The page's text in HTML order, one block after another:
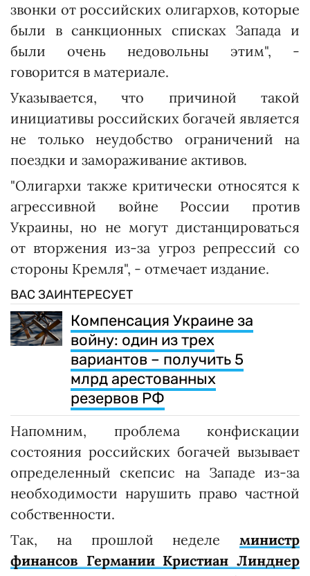
звонки от российских олигархов, которые
были в санкционных списках Запада и
были очень недовольны этим", -
говорится в материале.
Указывается, что причиной такой
инициативы российских богачей является
не только неудобство ограничений на
поездки и замораживание активов.
"Олигархи также критически относятся к
агрессивной войне России против
Украины, но не могут дистанцироваться
от вторжения из-за угроз репрессий со
стороны Кремля", - отмечает издание.
ВАС ЗАИНТЕРЕСУЕТ
Компенсация Украине за
войну: один из трех
вариантов – получить 5
млрд арестованных
резервов РФ
Напомним, проблема конфискации
состояния российских богачей вызывает
определенный скепсис на Западе из-за
необходимости нарушить право частной
собственности.
Так, на прошлой неделе министр
финансов Германии Кристиан Линднер